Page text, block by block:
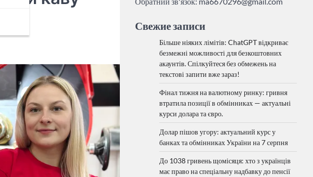
Свежие записи
Більше ніяких лімітів: ChatGPT відкриває
безмежні можливості для безкоштовних
акаунтів. Спілкуйтеся без обмежень на
текстові запити вже зараз!
Фінал тижня на валютному ринку: гривня
втратила позиції в обмінниках — актуальні
курси долара та євро.
Долар пішов угору: актуальний курс у
банках та обмінниках України на 7 серпня
До 1038 гривень щомісяця: хто з українців
має право на спеціальну надбавку до пенсії